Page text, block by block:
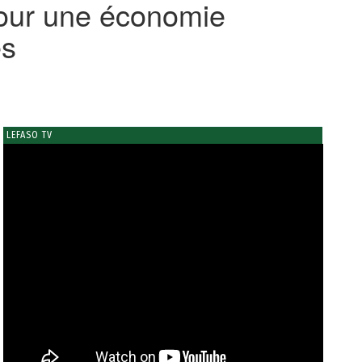
une économie
LEFASO TV